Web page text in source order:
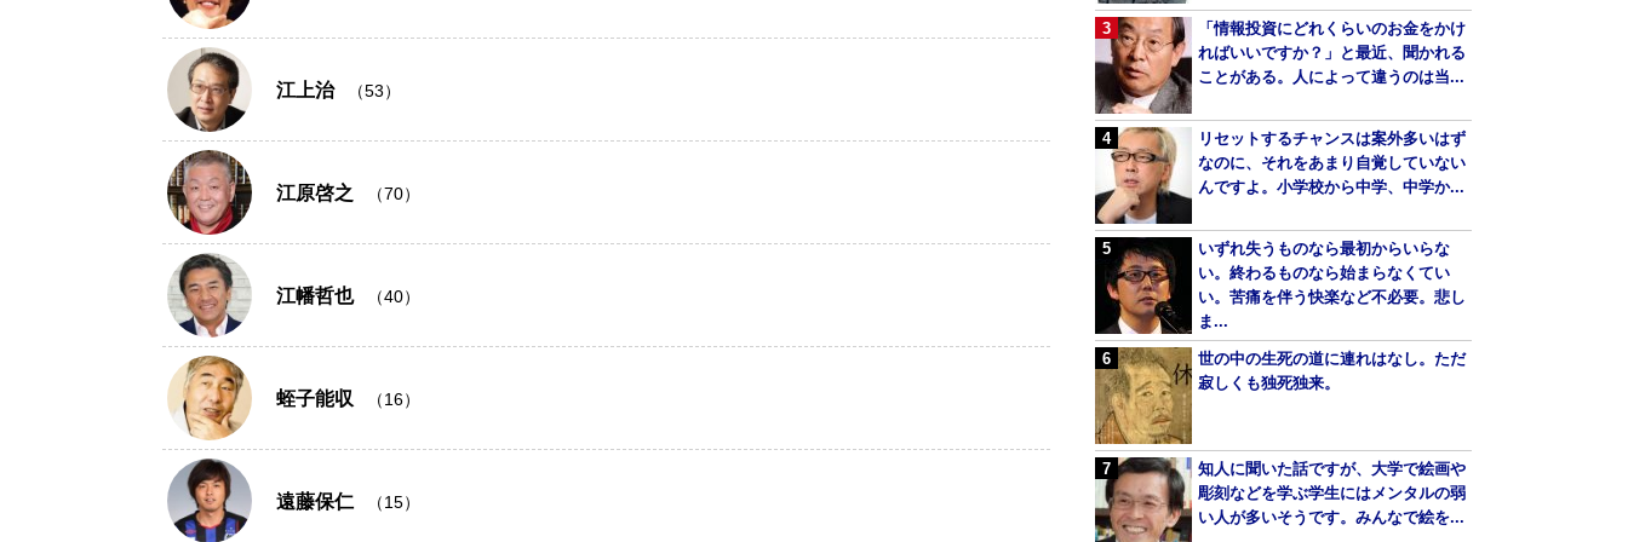
江上治 （53）
江原啓之 （70）
江幡哲也 （40）
蛭子能収 （16）
遠藤保仁 （15）
「情報投資にどれくらいのお金をかけ
ればいいですか？」と最近、聞かれる
ことがある。人によって違うのは当...
リセットするチャンスは案外多いはず
なのに、それをあまり自覚していない
んですよ。小学校から中学、中学か...
いずれ失うものなら最初からいらな
い。終わるものなら始まらなくてい
い。苦痛を伴う快楽など不必要。悲し
ま...
世の中の生死の道に連れはなし。ただ
寂しくも独死独来。
知人に聞いた話ですが、大学で絵画や
彫刻などを学ぶ学生にはメンタルの弱
い人が多いそうです。みんなで絵を...